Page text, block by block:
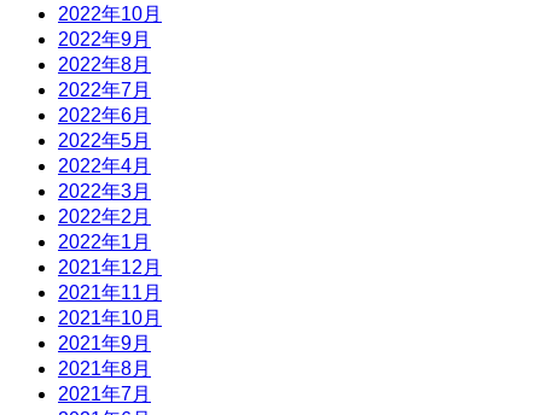
2022年10月
2022年9月
2022年8月
2022年7月
2022年6月
2022年5月
2022年4月
2022年3月
2022年2月
2022年1月
2021年12月
2021年11月
2021年10月
2021年9月
2021年8月
2021年7月